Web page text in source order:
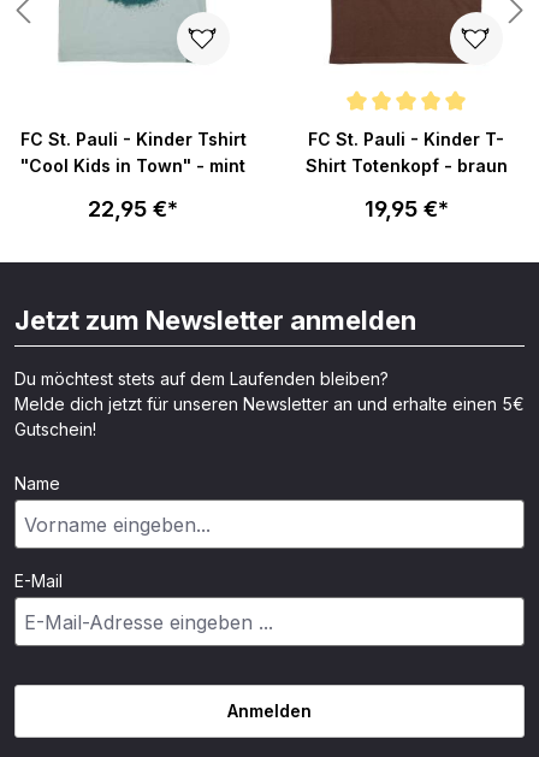
5 von 5 Sternen
FC St. Pauli - Kinder Tshirt
"Cool Kids in Town" - mint
22,95 €*
Durchschnittliche Bewertung
FC St. Pauli - Kinder T-
Shirt Totenkopf - braun
19,95 €*
Jetzt zum Newsletter anmelden
Du möchtest stets auf dem Laufenden bleiben?
Melde dich jetzt für unseren Newsletter an und erhalte einen 5€
Gutschein!
Name
E-Mail
Anmelden